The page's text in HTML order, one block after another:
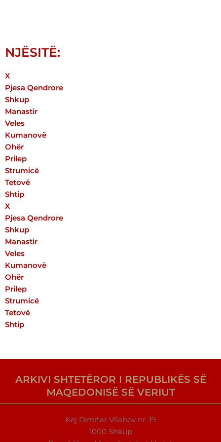
NJËSITË:
X
Pjesa Qendrore
Shkup
Manastir
Veles
Kumanovë
Оhër
Prilep
Strumicë
Tetovë
Shtip
X
Pjesa Qendrore
Shkup
Manastir
Veles
Kumanovë
Оhër
Prilep
Strumicë
Tetovë
Shtip
ARKIVI SHTETËROR I REPUBLIKËS SË
MAQEDONISË SË VERIUT
Kej Dimitar Vllahov nr. 19
1000 Shkup